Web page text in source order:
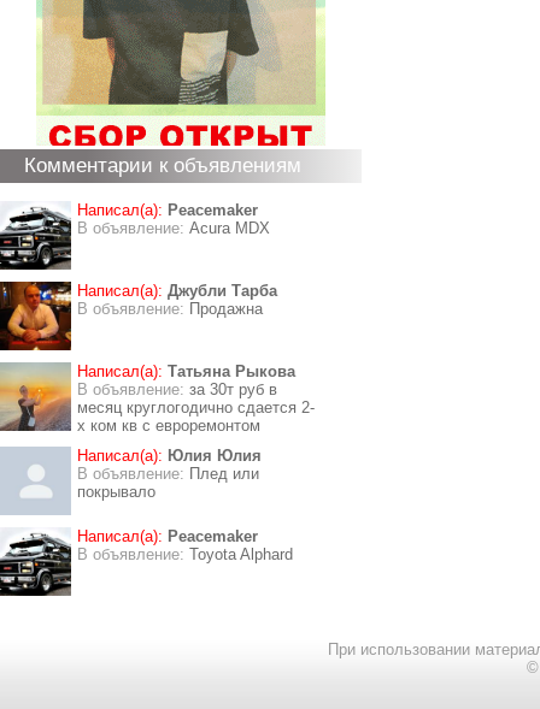
Комментарии к объявлениям
Написал(а): Peacemaker
В объявление: Acura MDX
Написал(а): Джубли Тарба
В объявление: Продажна
Написал(а): Татьяна Рыкова
В объявление: за 30т руб в
месяц круглогодично сдается 2-
х ком кв с евроремонтом
Написал(а): Юлия Юлия
В объявление: Плед или
покрывало
Написал(а): Peacemaker
В объявление: Toyota Alphard
При использовании